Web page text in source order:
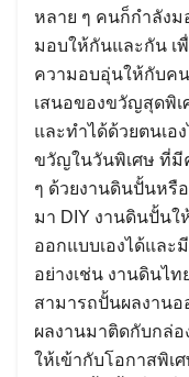
หลาย ๆ คนก็กำลัง
มอบให้กันและกัน เ
ความอบอุ่นให้กับค
เสนอของขวัญสุดพิเ
และทำได้ด้วยตนเอ
ขวัญในวันพิเศษ ที่
ๆ ด้วยงานดินปั้นหรื
มา DIY งานดินปั้น
ออกแบบเองได้และ
อย่างเช่น งานดินไท
สามารถปั้นผลงานอ
ผลงานมาติดกับกล่อ
ให้เข้ากับโอกาสพิเ